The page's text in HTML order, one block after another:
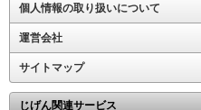
個人情報の取り扱いについて
運営会社
サイトマップ
じげん関連サービス